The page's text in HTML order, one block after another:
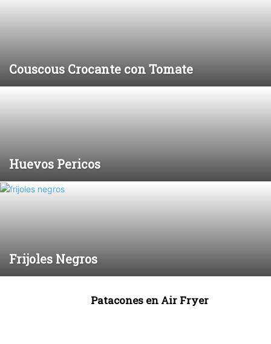
Couscous Crocante con Tomate
Huevos Pericos
Frijoles Negros
Patacones en Air Fryer